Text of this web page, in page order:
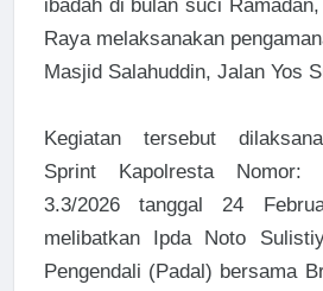
ibadah di bulan suci
Raya melaksanakan
Masjid Salahuddin, Jalan Yos
Kegiatan tersebut
Sprint Kapolresta Nomor:
3.3/2026 tanggal 24
melibatkan Ipda Noto
Pengendali (Padal) bersama